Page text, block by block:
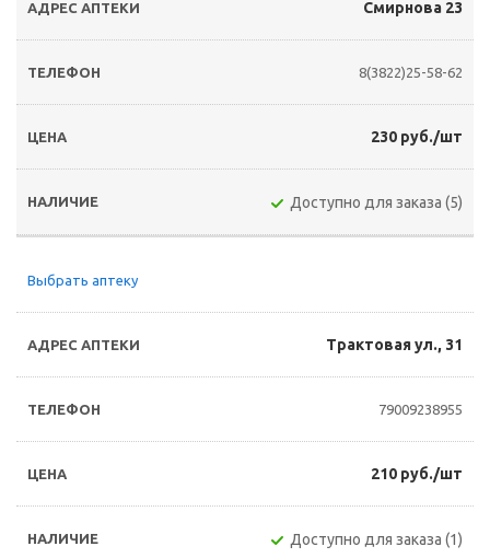
Смирнова 23
8(3822)25-58-62
230 руб./шт
Доступно для заказа (5)
Выбрать аптеку
Трактовая ул., 31
79009238955
210 руб./шт
Доступно для заказа (1)